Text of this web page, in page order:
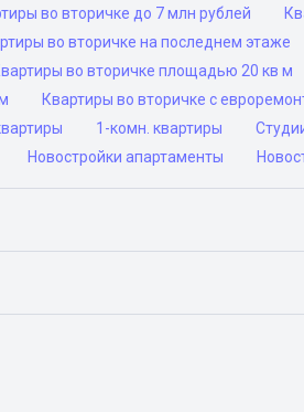
во вторичке до 7 млн рублей
во вторичке на последнем этаже
во вторичке площадью 20 кв м
Квартиры во вторичке с
1-комн. квартиры
Новостройки апартаменты